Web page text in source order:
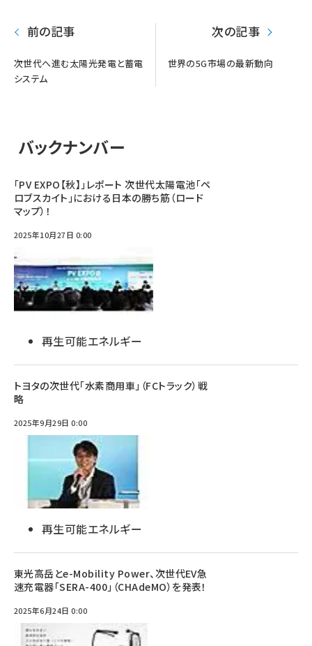
前の記事
次世代へ進む太陽光発電と蓄電
システム
次の記事
世界の5G市場の最新動向
バックナンバー
「PV EXPO【秋】」レポート 次世代太陽電池「ペ
ロブスカイト」における日本の勝ち筋（ロード
マップ）！
2025年10月27日 0:00
再生可能エネルギー
トヨタの次世代「水素商用車」（FCトラック）戦
略
2025年9月29日 0:00
再生可能エネルギー
東光高岳とe-Mobility Power、次世代EV急
速充電器「SERA-400」（CHAdeMO）を発表！
2025年6月24日 0:00